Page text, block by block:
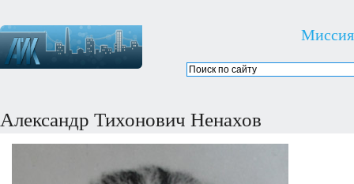
Миссия
Александр Тихонович Ненахов